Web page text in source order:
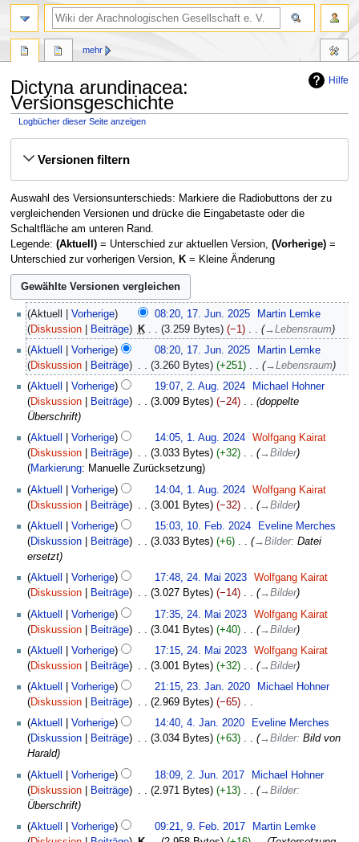
Hilfe
Dictyna arundinacea:
Versionsgeschichte
Logbücher dieser Seite anzeigen
Navigation
SucheVersionen filtern
Auswahl des Versionsunterschieds: Markiere die Radiobuttons der zu
vergleichenden Versionen und drücke die Eingabetaste oder die
Schaltfläche am unteren Rand.
Legende: (Aktuell)= Unterschied zur aktuellen Version, (Vorherige)=
Unterschied zur vorherigen Version, K= Kleine Änderung
Juni
2025
Aktuell Vorherige 08:20, 17. Jun. 2025
Martin Lemke
Diskussion
Beiträge K 3.259 Bytes −1 ‎ →Lebensraum
Aktuell
Vorherige 08:20, 17. Jun. 2025
Martin Lemke
Diskussion
Beiträge 3.260 Bytes +251 ‎ →Lebensraum
2.
August
2024
Aktuell Vorherige 19:07, 2. Aug. 2024
Michael Hohner
Diskussion
Beiträge 3.009 Bytes −24 ‎
doppelte
Überschrift
1.
August
2024
Aktuell Vorherige 14:05, 1. Aug. 2024
Wolfgang Kairat
Diskussion
Beiträge 3.033 Bytes +32 ‎ →Bilder
Markierung: Manuelle Zurücksetzung
Aktuell
Vorherige 14:04, 1. Aug. 2024
Wolfgang Kairat
Diskussion
Beiträge 3.001 Bytes −32 ‎ →Bilder
Februar
2024
Aktuell Vorherige 15:03, 10. Feb. 2024
Eveline Merches
Diskussion
Beiträge 3.033 Bytes +6 ‎ →Bilder: Datei
ersetzt
24.
Mai
Aktuell Vorherige 17:48, 24. Mai 2023
Wolfgang Kairat
Diskussion
Beiträge 3.027 Bytes −14 ‎ →Bilder
Aktuell
Vorherige 17:35, 24. Mai 2023
Wolfgang Kairat
Diskussion
Beiträge 3.041 Bytes +40 ‎ →Bilder
Aktuell
Vorherige 17:15, 24. Mai 2023
Wolfgang Kairat
Diskussion
Beiträge 3.001 Bytes +32 ‎ →Bilder
Januar
Aktuell Vorherige 21:15, 23. Jan. 2020
Michael Hohner
Diskussion
Beiträge 2.969 Bytes −65 ‎
K
e
i
e
B
e
a
r
4.
Januar
2020
Aktuell Vorherige 14:40, 4. Jan. 2020
Eveline Merches
Diskussion
Beiträge 3.034 Bytes +63 ‎ →Bilder: Bild von
Harald
Juni
2017
Aktuell Vorherige 18:09, 2. Jun. 2017
Michael Hohner
Diskussion
Beiträge 2.971 Bytes +13 ‎ →Bilder:
Überschrift
Februar
Aktuell Vorherige 09:21, 9. Feb. 2017
Martin Lemke
mehr